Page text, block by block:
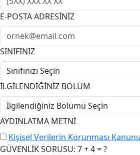
E-POSTA ADRESİNİZ
SINIFINIZ
İLGİLENDİĞİNİZ BÖLÜM
AYDINLATMA METNİ
Kişisel Verilerin Korunması Kanunu
GÜVENLİK SORUSU: 7 + 4 = ?